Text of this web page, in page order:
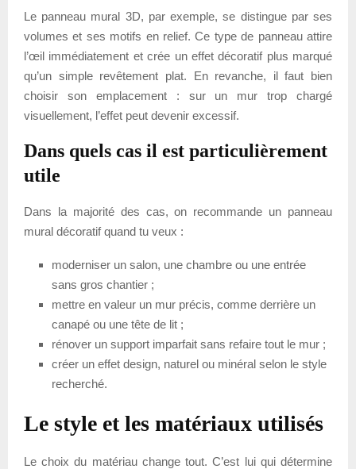
Le panneau mural 3D, par exemple, se distingue par ses
volumes et ses motifs en relief. Ce type de panneau attire
l’œil immédiatement et crée un effet décoratif plus marqué
qu’un simple revêtement plat. En revanche, il faut bien
choisir son emplacement : sur un mur trop chargé
visuellement, l’effet peut devenir excessif.
Dans quels cas il est particulièrement
utile
Dans la majorité des cas, on recommande un panneau
mural décoratif quand tu veux :
moderniser un salon, une chambre ou une entrée
sans gros chantier ;
mettre en valeur un mur précis, comme derrière un
canapé ou une tête de lit ;
rénover un support imparfait sans refaire tout le mur ;
créer un effet design, naturel ou minéral selon le style
recherché.
Le style et les matériaux utilisés
Le choix du matériau change tout. C’est lui qui détermine